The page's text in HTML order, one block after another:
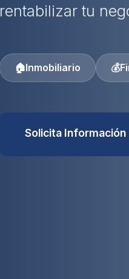
rentabilizar tu
🏠Inmobiliario 💰
Solicita Información